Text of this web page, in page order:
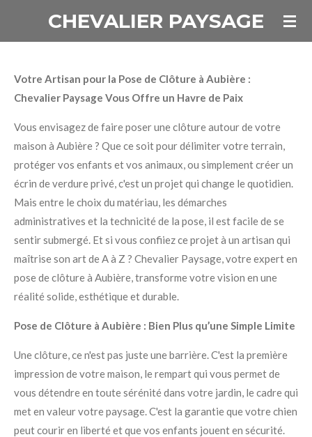
CHEVALIER PAYSAGE
Votre Artisan pour la Pose de Clôture à Aubière :
Chevalier Paysage Vous Offre un Havre de Paix
Vous envisagez de faire poser une clôture autour de votre
maison à Aubière ? Que ce soit pour délimiter votre terrain,
protéger vos enfants et vos animaux, ou simplement créer un
écrin de verdure privé, c'est un projet qui change le quotidien.
Mais entre le choix du matériau, les démarches
administratives et la technicité de la pose, il est facile de se
sentir submergé. Et si vous confiiez ce projet à un artisan qui
maîtrise son art de A à Z ? Chevalier Paysage, votre expert en
pose de clôture à Aubière, transforme votre vision en une
réalité solide, esthétique et durable.
Pose de Clôture à Aubière : Bien Plus qu’une Simple Limite
Une clôture, ce n'est pas juste une barrière. C'est la première
impression de votre maison, le rempart qui vous permet de
vous détendre en toute sérénité dans votre jardin, le cadre qui
met en valeur votre paysage. C'est la garantie que votre chien
peut courir en liberté et que vos enfants jouent en sécurité.